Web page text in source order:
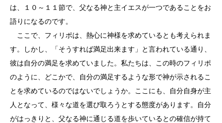
は、１０～１１節で、父なる神と主イエスが一つであることをお
語りになるのです。
ここで、フィリポは、熱心に神様を求めているとも考えられま
す。しかし、「そうすれば満足出来ます」と言われている通り、
彼は自分の満足を求めていました。私たちは、この時のフィリポ
のように、どこかで、自分の満足するような形で神が示されるこ
とを求めているのではないでしょうか。ここにも、自分自身が主
人となって、様々な道を選び取ろうとする態度があります。自分
がはっきりと、父なる神に通じる道を歩いているとの確信が持て